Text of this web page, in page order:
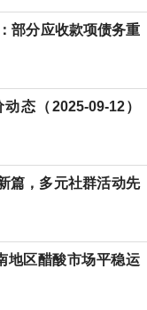
部分应收款项债务重
态（2025-09-12）
篇，多元社群活动先
地区醋酸市场平稳运